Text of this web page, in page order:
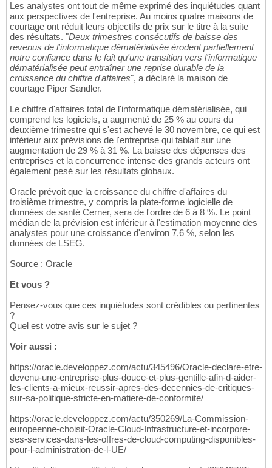
Les analystes ont tout de même exprimé des inquiétudes quant
aux perspectives de l'entreprise. Au moins quatre maisons de
courtage ont réduit leurs objectifs de prix sur le titre à la suite
des résultats. "Deux trimestres consécutifs de baisse des
revenus de l'informatique dématérialisée érodent partiellement
notre confiance dans le fait qu'une transition vers l'informatique
dématérialisée peut entraîner une reprise durable de la
croissance du chiffre d'affaires", a déclaré la maison de
courtage Piper Sandler.
Le chiffre d'affaires total de l'informatique dématérialisée, qui
comprend les logiciels, a augmenté de 25 % au cours du
deuxième trimestre qui s'est achevé le 30 novembre, ce qui est
inférieur aux prévisions de l'entreprise qui tablait sur une
augmentation de 29 % à 31 %. La baisse des dépenses des
entreprises et la concurrence intense des grands acteurs ont
également pesé sur les résultats globaux.
Oracle prévoit que la croissance du chiffre d'affaires du
troisième trimestre, y compris la plate-forme logicielle de
données de santé Cerner, sera de l'ordre de 6 à 8 %. Le point
médian de la prévision est inférieur à l'estimation moyenne des
analystes pour une croissance d'environ 7,6 %, selon les
données de LSEG.
Source : Oracle
Et vous ?
Pensez-vous que ces inquiétudes sont crédibles ou pertinentes
?
Quel est votre avis sur le sujet ?
Voir aussi :
https://oracle.developpez.com/actu/345496/Oracle-declare-etre-
devenu-une-entreprise-plus-douce-et-plus-gentille-afin-d-aider-
les-clients-a-mieux-reussir-apres-des-decennies-de-critiques-
sur-sa-politique-stricte-en-matiere-de-conformite/
https://oracle.developpez.com/actu/350269/La-Commission-
europeenne-choisit-Oracle-Cloud-Infrastructure-et-incorpore-
ses-services-dans-les-offres-de-cloud-computing-disponibles-
pour-l-administration-de-l-UE/